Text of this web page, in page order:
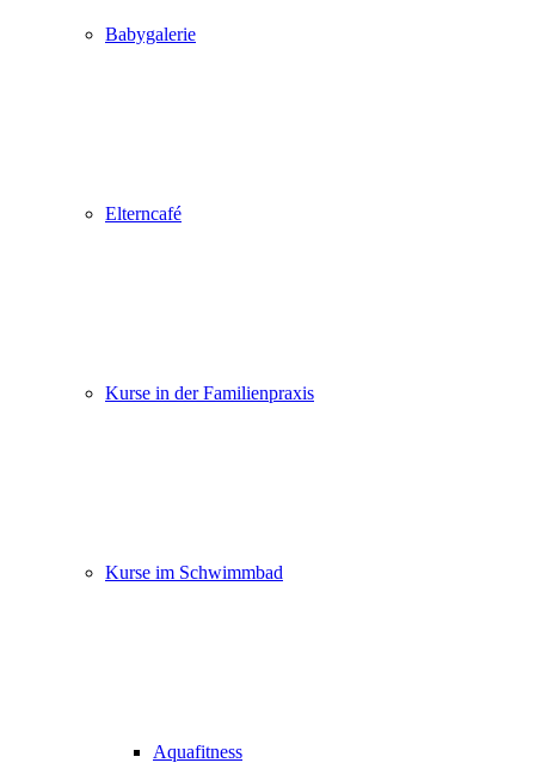
Babygalerie
Elterncafé
Kurse in der Familienpraxis
Kurse im Schwimmbad
Aquafitness